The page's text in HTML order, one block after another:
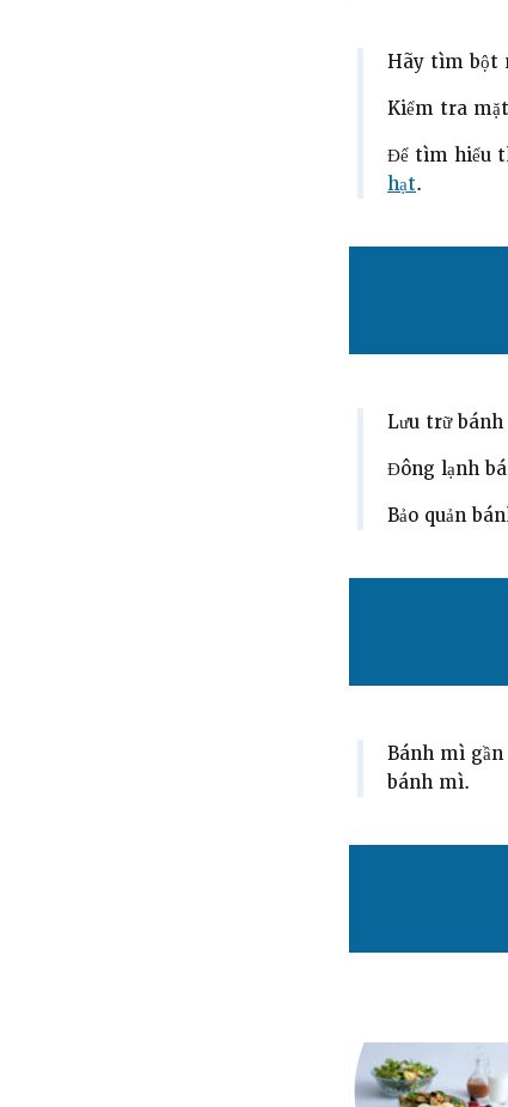
Hãy tìm bột
Kiểm tra
Để tìm hiểu
hạt.
Lưu trữ bánh
Đông lạnh
Bảo quản
Bánh mì
bánh mì.